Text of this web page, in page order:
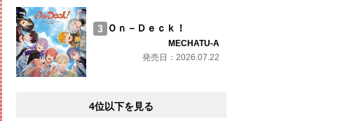
Ｏｎ－Ｄｅｃｋ！
MECHATU-A
発売日：2026.07.22
4位以下を見る